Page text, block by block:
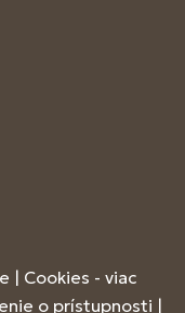
| Cookies - viac
o prístupnosti |